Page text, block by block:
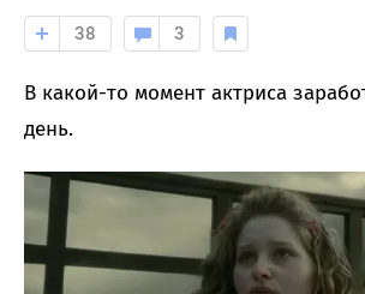
38 3
В какой-то момент актриса
день.